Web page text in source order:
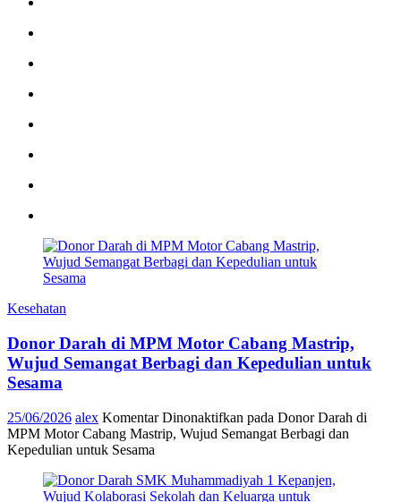
Kesehatan
Donor Darah di MPM Motor Cabang Mastrip,
Wujud Semangat Berbagi dan Kepedulian untuk
Sesama
25/06/2026 alex Komentar Dinonaktifkan pada Donor Darah di
MPM Motor Cabang Mastrip, Wujud Semangat Berbagi dan
Kepedulian untuk Sesama